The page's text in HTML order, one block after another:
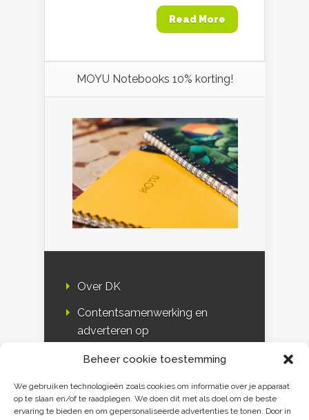
Beheer cookie toestemming
We gebruiken technologieën zoals cookies om informatie over je apparaat
op te slaan en/of te raadplegen. We doen dit met als doel om de beste
ervaring te bieden en om gepersonaliseerde advertenties te tonen. Door in
Read More
MOYU Notebooks 10% korting!
Over DK
Contentsamenwerking en
adverteren op
DK & media